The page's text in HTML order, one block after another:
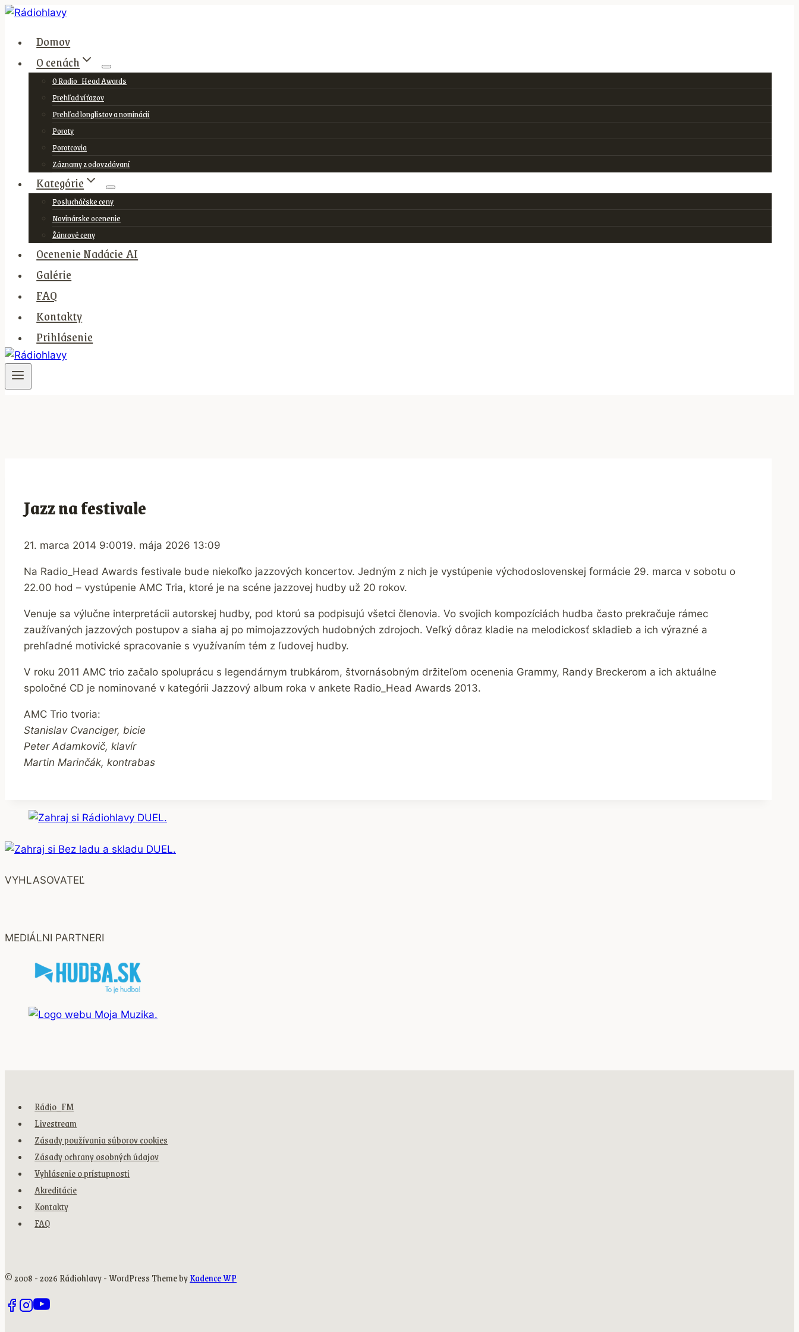
Skip
contentDomov
O cenách
O Radio_Head Awards
Prehľad víťazov
Prehľad longlistov a nominácií
Poroty
Porotcovia
Záznamy z odovzdávaní
Kategórie
Poslucháčske ceny
Novinárske ocenenie
Žánrové ceny
Ocenenie Nadácie AI
Galérie
FAQ
Kontakty
Prihlásenie
Jazz na festivale
21. marca 2014 9:0019. mája 2026 13:09
Na Radio_Head Awards festivale bude niekoľko jazzových koncertov. Jedným z nich je vystúpenie východoslovenskej formácie 29. marca v sobotu o
22.00 hod – vystúpenie AMC Tria, ktoré je na scéne jazzovej hudby už 20 rokov.
Venuje sa výlučne interpretácii autorskej hudby, pod ktorú sa podpisujú všetci členovia. Vo svojich kompozíciách hudba často prekračuje rámec
zaužívaných jazzových postupov a siaha aj po mimojazzových hudobných zdrojoch. Veľký dôraz kladie na melodickosť skladieb a ich výrazné a
prehľadné motivické spracovanie s využívaním tém z ľudovej hudby.
V roku 2011 AMC trio začalo spoluprácu s legendárnym trubkárom, štvornásobným držiteľom ocenenia Grammy, Randy Breckerom a ich aktuálne
spoločné CD je nominované v kategórii Jazzový album roka v ankete Radio_Head Awards 2013.
AMC Trio tvoria:
Stanislav Cvanciger, bicie
Peter Adamkovič, klavír
Martin Marinčák, kontrabas
VYHLASOVATEĽ
MEDIÁLNI PARTNERI
Rádio_FM
Livestream
Zásady používania súborov cookies
Zásady ochrany osobných údajov
Vyhlásenie o prístupnosti
Akreditácie
Kontakty
FAQ
© 2008 - 2026 Rádiohlavy - WordPress Theme byKadence WP